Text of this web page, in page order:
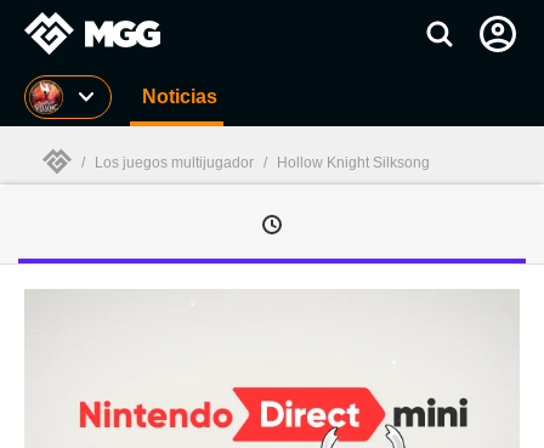
MGG Noticias
/ Los juegos multijugador / Hollow Knight Silksong